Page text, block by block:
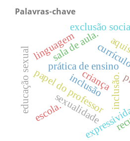
Palavras-chave
prática de ensino
papel do professorinclusão.
sala de aula.
educação sexual sexualidade
criança
escola.
exclusão
inclusão
linguagem